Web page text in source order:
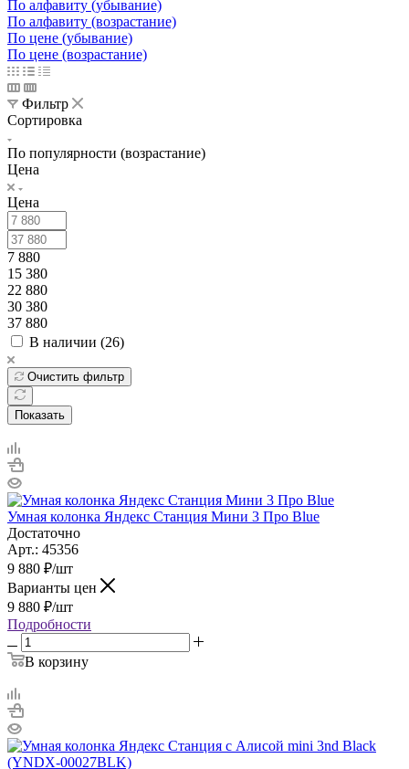
По алфавиту (убывание)
По алфавиту (возрастание)
По цене (убывание)
По цене (возрастание)
Фильтр
Сортировка
По популярности (возрастание)
Цена
Цена
7 880
15 380
22 880
30 380
37 880
В наличии (26)
Очистить фильтр
Показать
Умная колонка Яндекс Станция Мини 3 Про Blue
Достаточно
Арт.: 45356
9 880 ₽/шт
Варианты цен
9 880 ₽/шт
Подробности
В корзину